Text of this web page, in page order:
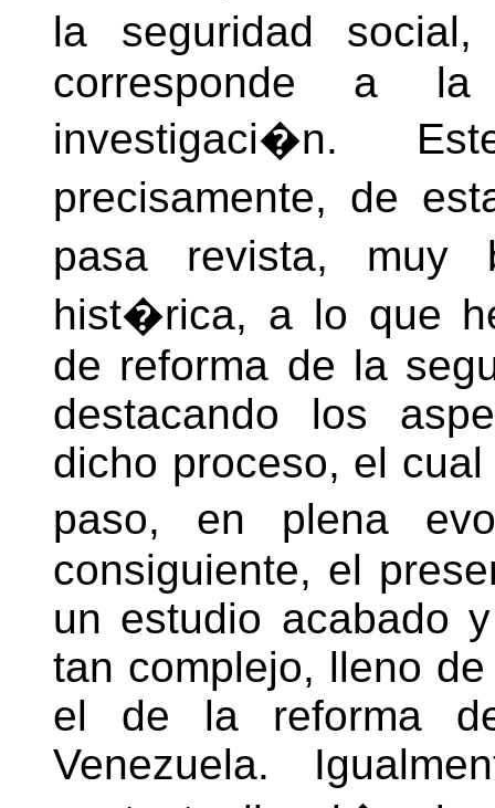
la seguridad
corresponde a
investigaci�n.
precisamente, de
pasa revista, muy
hist�rica, a lo que
de reforma de la
destacando los
dicho proceso, el
paso, en plena
consiguiente, el
un estudio acabado
tan complejo, lleno
el de la reforma
Venezuela.